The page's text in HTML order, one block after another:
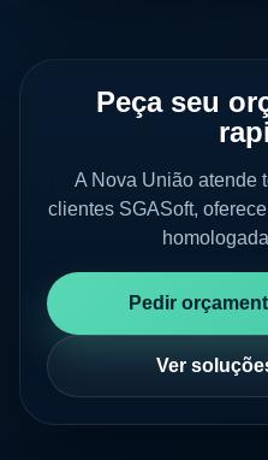
Peça seu
A Nova União atende
clientes SGASoft,
Pedir
Ver